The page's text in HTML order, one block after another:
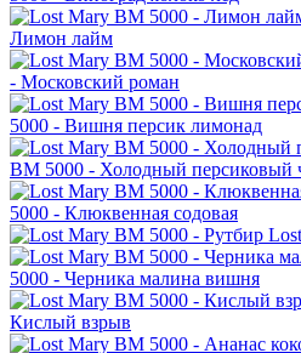
Лимон лайм
- Московский роман
5000 - Вишня персик лимонад
BM 5000 - Холодный персиковый
5000 - Клюквенная содовая
5000 - Черника малина вишня
Кислый взрыв